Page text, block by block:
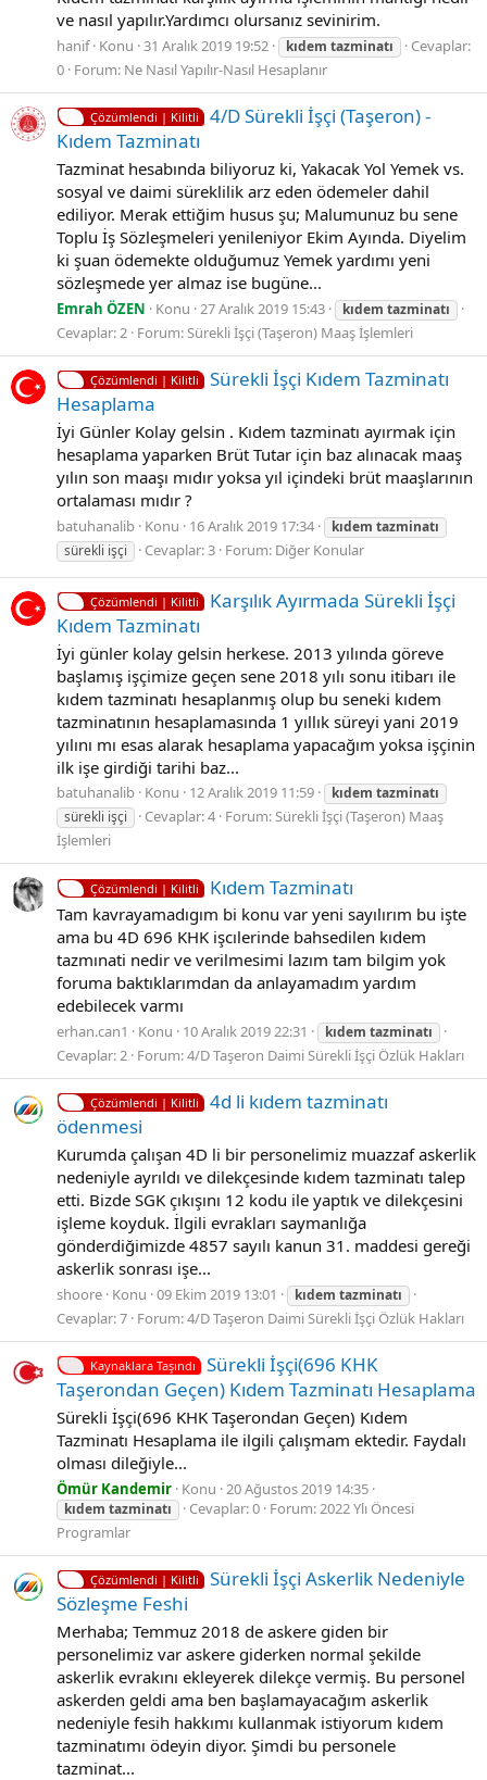
ve nasıl yapılır.Yardımcı olursanız sevinirim.
hanif Konu 31 Aralık 2019 19:52 kıdem tazminatı
Cevaplar:
0 Forum: Ne Nasıl Yapılır-Nasıl Hesaplanır
Çözümlendi | Kilitli
4/D Sürekli İşçi (Taşeron) -
Kıdem Tazminatı
Tazminat hesabında biliyoruz ki, Yakacak Yol Yemek vs.
sosyal ve daimi süreklilik arz eden ödemeler dahil
ediliyor. Merak ettiğim husus şu; Malumunuz bu sene
Toplu İş Sözleşmeleri yenileniyor Ekim Ayında. Diyelim
ki şuan ödemekte olduğumuz Yemek yardımı yeni
sözleşmede yer almaz ise bugüne...
Emrah ÖZEN Konu 27 Aralık 2019 15:43 kıdem tazminatı
Cevaplar: 2 Forum:Sürekli İşçi (Taşeron) Maaş İşlemleri
Çözümlendi | Kilitli
Sürekli İşçi Kıdem Tazminatı
Hesaplama
İyi Günler Kolay gelsin . Kıdem tazminatı ayırmak için
hesaplama yaparken Brüt Tutar için baz alınacak maaş
yılın son maaşı mıdır yoksa yıl içindeki brüt maaşlarının
ortalaması mıdır ?
batuhanalib Konu 16 Aralık 2019 17:34 kıdem tazminatı
sürekli işçi
Cevaplar: 3 Forum: Diğer Konular
Çözümlendi | Kilitli
Karşılık Ayırmada Sürekli İşçi
Kıdem Tazminatı
İyi günler kolay gelsin herkese. 2013 yılında göreve
başlamış işçimize geçen sene 2018 yılı sonu itibarı ile
kıdem tazminatı hesaplanmış olup bu seneki kıdem
tazminatının hesaplamasında 1 yıllık süreyi yani 2019
yılını mı esas alarak hesaplama yapacağım yoksa işçinin
ilk işe girdiği tarihi baz...
batuhanalib Konu 12 Aralık 2019 11:59 kıdem tazminatı
sürekli işçi
Cevaplar: 4 Forum:Sürekli İşçi (Taşeron) Maaş
İşlemleri
Çözümlendi | Kilitli Kıdem Tazminatı
Tam kavrayamadıgım bi konu var yeni sayılırım bu işte
ama bu 4D 696 KHK işcılerinde bahsedilen kıdem
tazmınati nedir ve verilmesimi lazım tam bilgim yok
foruma baktıklarımdan da anlayamadım yardım
edebilecek varmı
erhan.can1 Konu 10 Aralık 2019 22:31 kıdem tazminatı
Cevaplar: 2 Forum:4/D Taşeron Daimi Sürekli İşçi Özlük Hakları
Çözümlendi | Kilitli
4d li kıdem tazminatı
ödenmesi
Kurumda çalışan 4D li bir personelimiz muazzaf askerlik
nedeniyle ayrıldı ve dilekçesinde kıdem tazminatı talep
etti. Bizde SGK çıkışını 12 kodu ile yaptık ve dilekçesini
işleme koyduk. İlgili evrakları saymanlığa
gönderdiğimizde 4857 sayılı kanun 31. maddesi gereği
askerlik sonrası işe...
shoore Konu 09 Ekim 2019 13:01 kıdem tazminatı
Cevaplar: 7 Forum:4/D Taşeron Daimi Sürekli İşçi Özlük Hakları
Kaynaklara Taşındı
Sürekli İşçi(696 KHK
Taşerondan Geçen) Kıdem Tazminatı Hesaplama
Sürekli İşçi(696 KHK Taşerondan Geçen) Kıdem
Tazminatı Hesaplama ile ilgili çalışmam ektedir. Faydalı
olması dileğiyle...
Ömür Kandemir Konu 20 Ağustos 2019 14:35
kıdem tazminatı Cevaplar: 0 Forum:2022 Ylı Öncesi
Programlar
Çözümlendi | Kilitli
Sürekli İşçi Askerlik Nedeniyle
Sözleşme Feshi
Merhaba; Temmuz 2018 de askere giden bir
personelimiz var askere giderken normal şekilde
askerlik evrakını ekleyerek dilekçe vermiş. Bu personel
askerden geldi ama ben başlamayacağım askerlik
nedeniyle fesih hakkımı kullanmak istiyorum kıdem
tazminatımı ödeyin diyor. Şimdi bu personele
tazminat...